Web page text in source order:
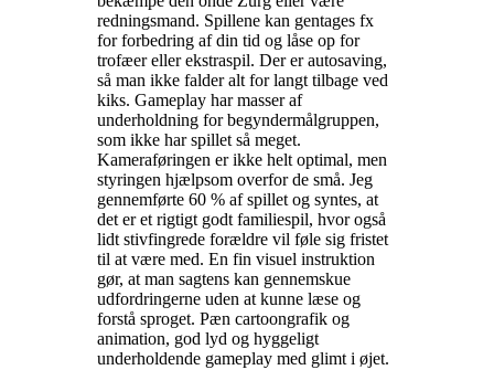
redningsmand. Spillene kan gentages fx
for forbedring af din tid og låse op for
trofæer eller ekstraspil. Der er autosaving,
så man ikke falder alt for langt tilbage ved
kiks. Gameplay har masser af
underholdning for begyndermålgruppen,
som ikke har spillet så meget.
Kameraføringen er ikke helt optimal, men
styringen hjælpsom overfor de små. Jeg
gennemførte 60 % af spillet og syntes, at
det er et rigtigt godt familiespil, hvor også
lidt stivfingrede forældre vil føle sig fristet
til at være med. En fin visuel instruktion
gør, at man sagtens kan gennemskue
udfordringerne uden at kunne læse og
forstå sproget. Pæn cartoongrafik og
animation, god lyd og hyggeligt
underholdende gameplay med glimt i øjet.